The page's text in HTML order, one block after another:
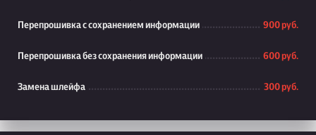
Перепрошивка с сохранением информации 900 руб.
Перепрошивка без сохранения информации 600 руб.
Замена шлейфа 300 руб.